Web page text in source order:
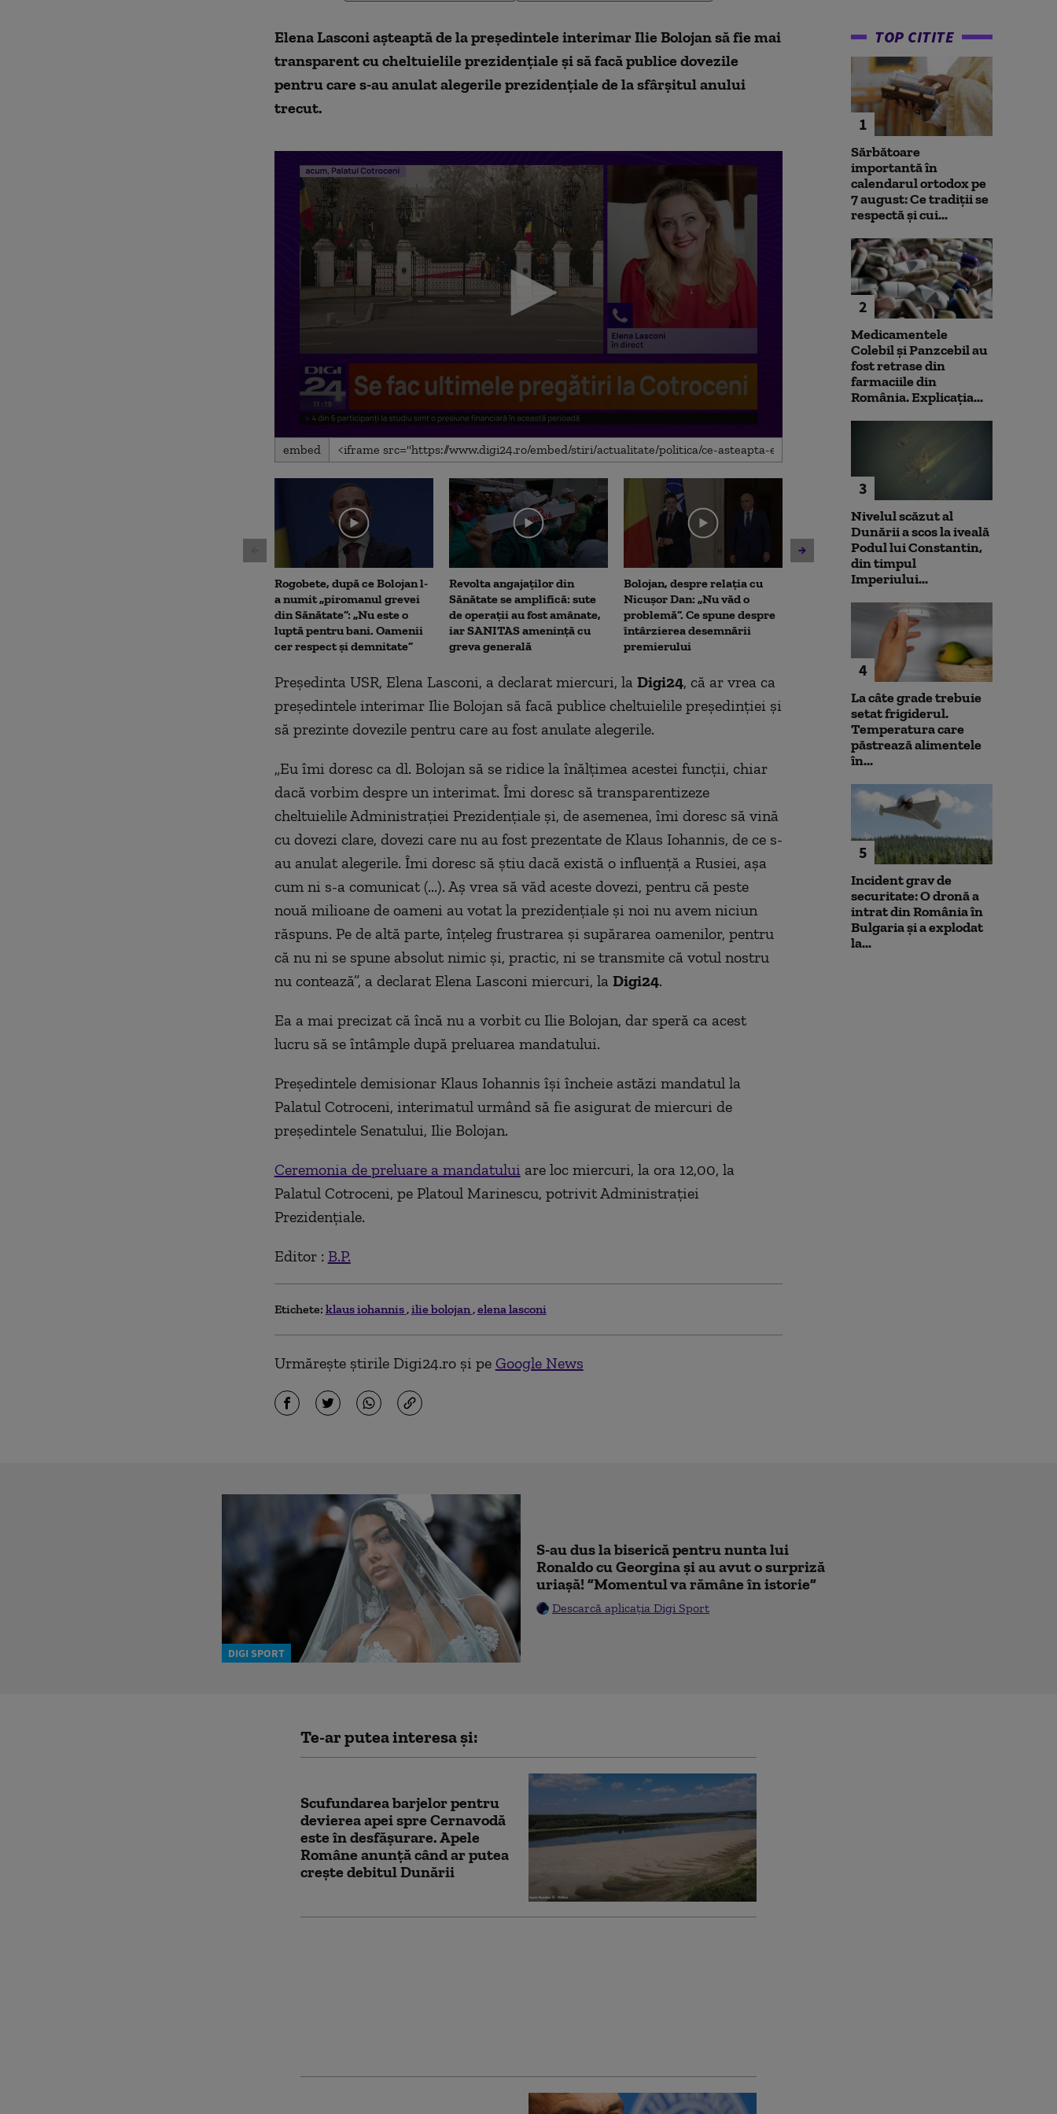
Elena Lasconi așteaptă de la președintele interimar Ilie Bolojan să fie mai
transparent cu cheltuielile prezidențiale și să facă publice dovezile
pentru care s-au anulat alegerile prezidențiale de la sfârșitul anului
trecut.
0
seconds
6
Volume
90%
embed
Rogobete, după ce Bolojan l-
a numit „piromanul grevei
din Sănătate”: „Nu este o
luptă pentru bani. Oamenii
cer respect și demnitate”
Revolta angajaților din
Sănătate se amplifică: sute
de operații au fost amânate,
iar SANITAS amenință cu
greva generală
Bolojan, despre relația cu
Nicușor Dan: „Nu văd o
problemă”. Ce spune despre
întârzierea desemnării
premierului
Bolojan, apel către români
nucleare de la Cernavodă:
Reduceți consumul de
energie în orele de vârf
rapoartele
„Nu a fost o
Președinta USR, Elena Lasconi, a declarat miercuri, la Digi24, că ar vrea ca
președintele interimar Ilie Bolojan să facă publice cheltuielile președinției și
să prezinte dovezile pentru care au fost anulate alegerile.
„Eu îmi doresc ca dl. Bolojan să se ridice la înălțimea acestei funcții, chiar
dacă vorbim despre un interimat. Îmi doresc să transparentizeze
cheltuielile Administrației Prezidențiale și, de asemenea, îmi doresc să vină
cu dovezi clare, dovezi care nu au fost prezentate de Klaus Iohannis, de ce s-
au anulat alegerile. Îmi doresc să știu dacă există o influență a Rusiei, așa
cum ni s-a comunicat (...). Aș vrea să văd aceste dovezi, pentru că peste
nouă milioane de oameni au votat la prezidențiale și noi nu avem niciun
răspuns. Pe de altă parte, înțeleg frustrarea și supărarea oamenilor, pentru
că nu ni se spune absolut nimic și, practic, ni se transmite că votul nostru
nu contează”, a declarat Elena Lasconi miercuri, la Digi24.
Ea a mai precizat că încă nu a vorbit cu Ilie Bolojan, dar speră ca acest
lucru să se întâmple după preluarea mandatului.
Preşedintele demisionar Klaus Iohannis îşi încheie astăzi mandatul la
Palatul Cotroceni, interimatul urmând să fie asigurat de miercuri de
preşedintele Senatului, Ilie Bolojan.
Ceremonia de preluare a mandatului are loc miercuri, la ora 12,00, la
Palatul Cotroceni, pe Platoul Marinescu, potrivit Administraţiei
Prezidenţiale.
Editor : B.P.
Etichete: klaus iohannis ilie bolojan elena lasconi
Urmărește știrile Digi24.ro și pe Google News
TOP CITITE
1
Sărbătoare
importantă în
calendarul ortodox pe
7 august: Ce tradiții se
respectă și cui...
2
Medicamentele
Colebil și Panzcebil au
fost retrase din
farmaciile din
România. Explicația...
3
Nivelul scăzut al
Dunării a scos la iveală
Podul lui Constantin,
din timpul
Imperiului...
4
La câte grade trebuie
setat frigiderul.
Temperatura care
păstrează alimentele
în...
5
Incident grav de
securitate: O dronă a
intrat din România în
Bulgaria şi a explodat
la...
DIGI SPORT
S-au dus la biserică pentru nunta lui
Ronaldo cu Georgina și au avut o surpriză
uriașă! ”Momentul va rămâne în istorie”
Descarcă aplicația Digi Sport
Te-ar putea interesa și:
Scufundarea barjelor pentru
devierea apei spre Cernavodă
este în desfășurare. Apele
Române anunță când ar putea
crește debitul Dunării